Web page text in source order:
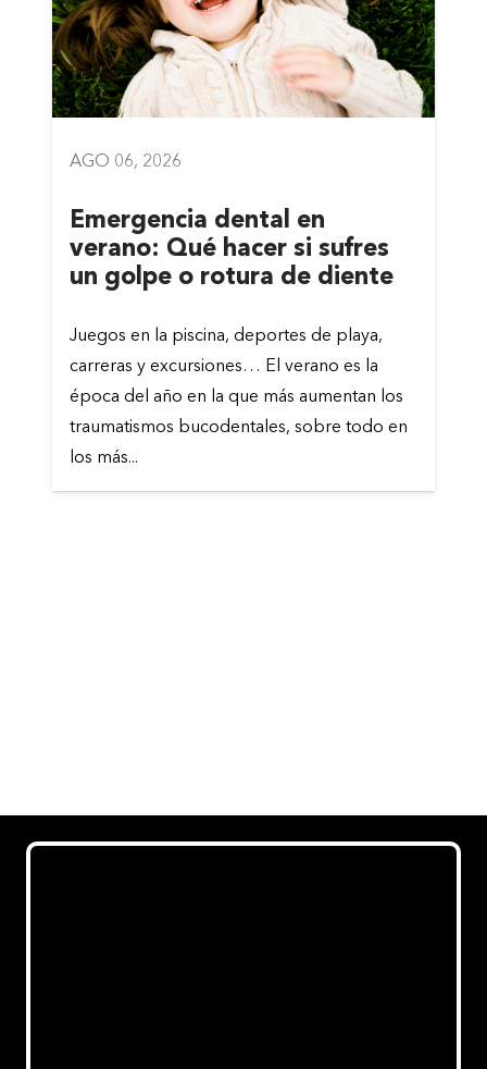
AGO 06, 2026
Emergencia dental en
verano: Qué hacer si sufres
un golpe o rotura de diente
Juegos en la piscina, deportes de playa,
carreras y excursiones… El verano es la
época del año en la que más aumentan los
traumatismos bucodentales, sobre todo en
los más...